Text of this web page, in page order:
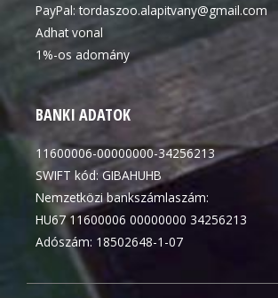
PayPal:tordaszoo.alapitvany@gmail.com
Adhat vonal
1%-os adomány
BANKI ADATOK
11600006-00000000-34256213
SWIFT kód: GIBAHUHB
Nemzetközi bankszámlaszám:
HU67 11600006 00000000 34256213
Adószám: 18502648-1-07